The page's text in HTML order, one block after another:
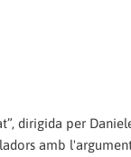
dirigida per
amb